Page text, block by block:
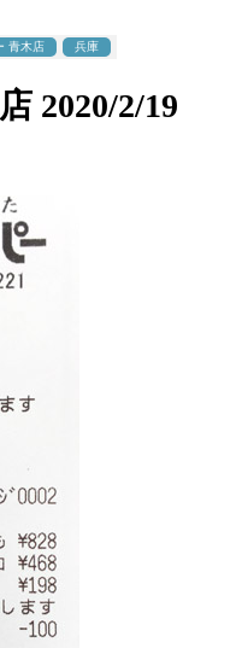
青木店 兵庫
2020/2/19